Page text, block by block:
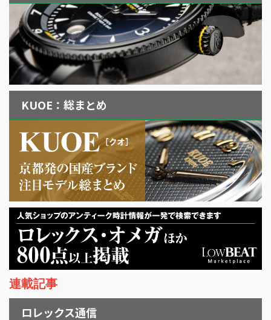
KUOE：総まとめ
連載記事
ロレックス通信